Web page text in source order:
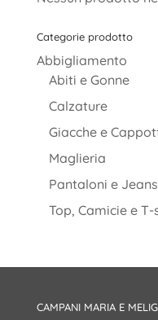
Categorie prodotto
Abbigliamento
Abiti e Gonne
Calzature
Giacche e
Maglieria
Pantaloni e Jeans
Top, Camicie e T-
CAMPANI MARIA E